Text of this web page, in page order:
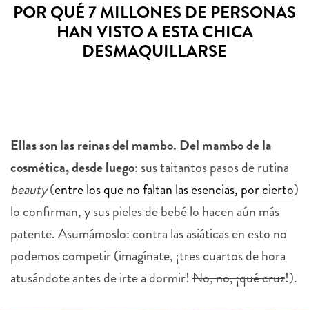
POR QUÉ 7 MILLONES DE PERSONAS
HAN VISTO A ESTA CHICA
DESMAQUILLARSE
Ellas son las reinas del mambo. Del mambo de la
cosmética, desde luego: sus taitantos pasos de rutina
beauty(entre los que no faltan las esencias, por cierto)
lo confirman, y sus pieles de bebé lo hacen aún más
patente. Asumámoslo: contra las asiáticas en esto no
podemos competir (imagínate, ¡tres cuartos de hora
atusándote antes de irte a dormir! No, no, ¡qué cruz!).